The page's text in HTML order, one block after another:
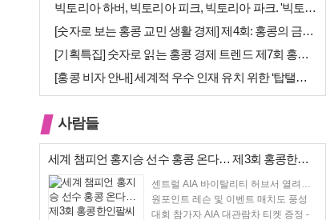
빅토리아 하버, 빅토리아 피크, 빅토리아 파크. '빅토리아’의 이름은 어…
[숫자로 보는 홍콩 교민 생활 경제] 제4회: 홍콩의 금융 — 지표 및 …
[기획특집] 숫자로 읽는 홍콩 경제 트렌드 제7회 홍콩 문화·창의 산업…
[홍콩 비자 안내] 세계적 우수 인재 유치 위한 ‘탑탤런트 비자(TTPS…
사람들
세계 챔피언 홍지승 선수 홍콩 온다… 제3회 홍콩한인팔씨름대회 9월 12…
센트럴 AIA 바이탈리티 허브서 열려…
원포인트 레슨 및 이벤트 매치도 풍성
대회 참가자 AIA 대관람차 티켓 증정 -